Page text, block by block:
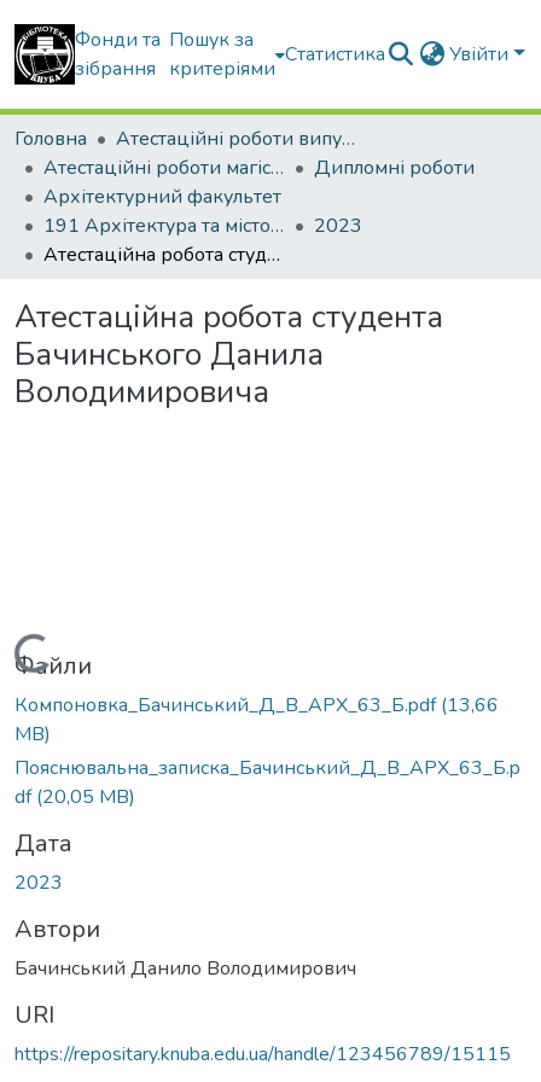
Фонди та
зібрання
Пошук за
критеріями
Статистика Увійти
Головна
Атестаційні роботи випускників
Атестаційні роботи магістрів
Дипломні роботи
Архітектурний факультет
191 Архітектура та містобудування. Архітектура будівель і споруд
2023
Атестаційна робота студента Бачинського Данила Володимировича
Атестаційна робота студента
Бачинського Данила
Володимировича
Вантажиться...
Файли
Компоновка_Бачинський_Д_В_АРХ_63_Б.pdf(13,66
MB)
Пояснювальна_записка_Бачинський_Д_В_АРХ_63_Б.p
df(20,05 MB)
Дата
2023
Автори
Бачинський Данило Володимирович
URI
https://repositary.knuba.edu.ua/handle/123456789/15115